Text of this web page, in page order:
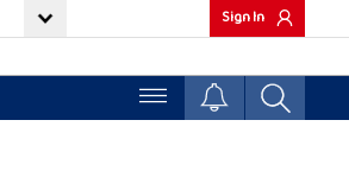
Sign In